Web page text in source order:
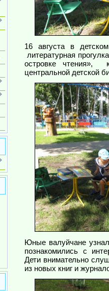
16 августа в
литературная
островке чтения»,
центральной детской
Юные валуйчане
познакомились с
Дети внимательно
из новых книг и